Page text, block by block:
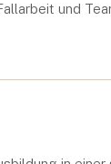
und